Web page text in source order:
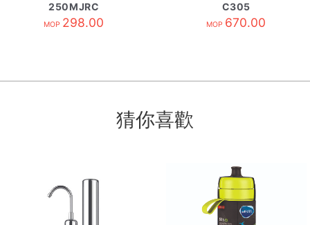
250MJRC
MOP 298.00
C305
MOP 670.00
猜你喜歡